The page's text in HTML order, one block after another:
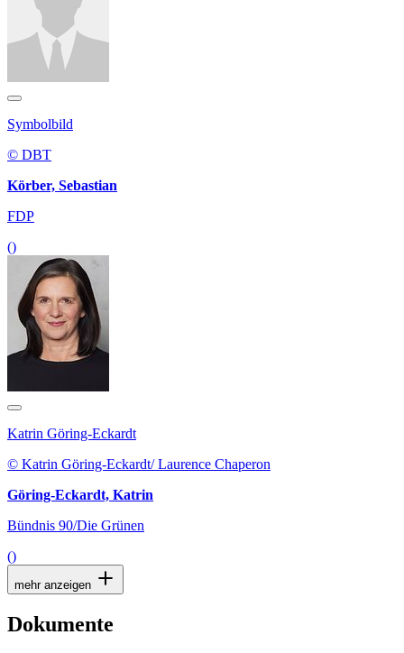
Symbolbild
© DBT
Körber, Sebastian
FDP
()
Katrin Göring-Eckardt
© Katrin Göring-Eckardt/ Laurence Chaperon
Göring-Eckardt, Katrin
Bündnis 90/Die Grünen
()
mehr anzeigen
Dokumente